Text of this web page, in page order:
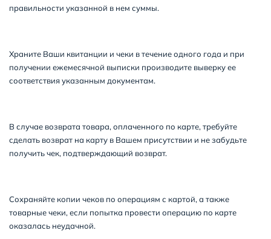
правильности указанной в нем суммы.
Храните Ваши квитанции и чеки в течение одного года и при
получении ежемесячной выписки производите выверку ее
соответствия указанным документам.
В случае возврата товара, оплаченного по карте, требуйте
сделать возврат на карту в Вашем присутствии и не забудьте
получить чек, подтверждающий возврат.
Сохраняйте копии чеков по операциям с картой, а также
товарные чеки, если попытка провести операцию по карте
оказалась неудачной.